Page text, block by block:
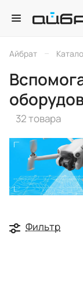
Айбрат –
32 товара
Фильтр